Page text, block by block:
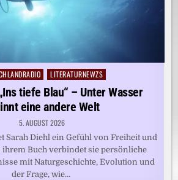
LITERATURNEWZS
tiefe Blau“ – Unter Wasser
eine andere Welt
5. AUGUST 2026
Sarah Diehl ein Gefühl von Freiheit und
ihrem Buch verbindet sie persönliche
mit Naturgeschichte, Evolution und
der Frage, wie…